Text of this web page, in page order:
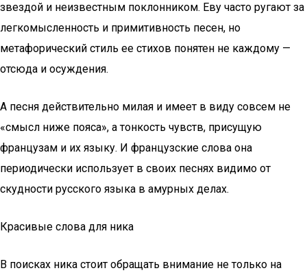
звездой и неизвестным поклонником. Еву часто ругают за
легкомысленность и примитивность песен, но
метафорический стиль ее стихов понятен не каждому —
отсюда и осуждения.
А песня действительно милая и имеет в виду совсем не
«смысл ниже пояса», а тонкость чувств, присущую
французам и их языку. И французские слова она
периодически использует в своих песнях видимо от
скудности русского языка в амурных делах.
Красивые слова для ника
В поисках ника стоит обращать внимание не только на